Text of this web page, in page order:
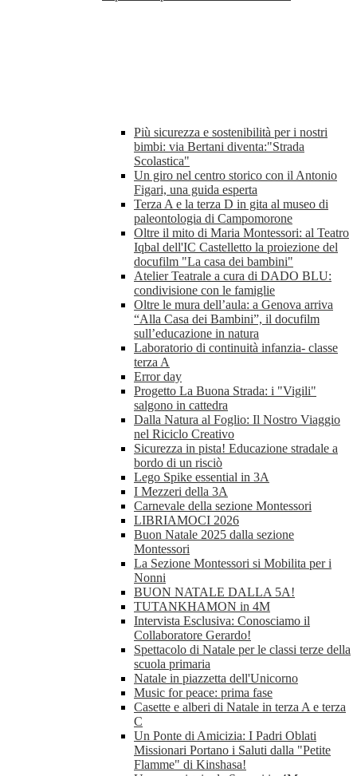
Più sicurezza e sostenibilità per i nostri
bimbi: via Bertani diventa:"Strada
Scolastica"
Un giro nel centro storico con il Antonio
Figari, una guida esperta
Terza A e la terza D in gita al museo di
paleontologia di Campomorone
Oltre il mito di Maria Montessori: al Teatro
Iqbal dell'IC Castelletto la proiezione del
docufilm "La casa dei bambini"
Atelier Teatrale a cura di DADO BLU:
condivisione con le famiglie
Oltre le mura dell’aula: a Genova arriva
“Alla Casa dei Bambini”, il docufilm
sull’educazione in natura
Laboratorio di continuità infanzia- classe
terza A
Error day
Progetto La Buona Strada: i "Vigili"
salgono in cattedra
Dalla Natura al Foglio: Il Nostro Viaggio
nel Riciclo Creativo
Sicurezza in pista! Educazione stradale a
bordo di un risciò
Lego Spike essential in 3A
I Mezzeri della 3A
Carnevale della sezione Montessori
LIBRIAMOCI 2026
Buon Natale 2025 dalla sezione
Montessori
La Sezione Montessori si Mobilita per i
Nonni
BUON NATALE DALLA 5A!
TUTANKHAMON in 4M
Intervista Esclusiva: Conosciamo il
Collaboratore Gerardo!
Spettacolo di Natale per le classi terze della
scuola primaria
Natale in piazzetta dell'Unicorno
Music for peace: prima fase
Casette e alberi di Natale in terza A e terza
C
Un Ponte di Amicizia: I Padri Oblati
Missionari Portano i Saluti dalla "Petite
Flamme" di Kinshasa!